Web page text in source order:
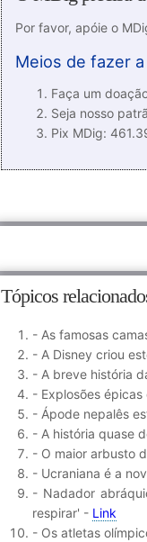
Por favor, apóie o
Meios de fazer
Faça um
Seja nosso
Pix MDig:
Tópicos
- As famosas
- A Disney criou
- A breve história
- Explosões
- Ápode nepalês
- A história quase
- O maior arbusto
- Ucraniana é a
- Nadador
respirar' - Link
- Os atletas